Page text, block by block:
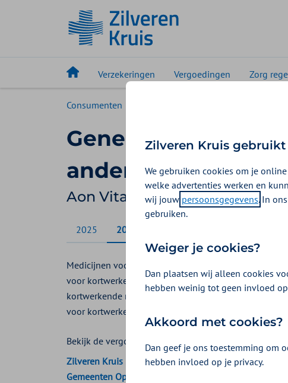
Verzekeringen Vergoedingen Zorg
Consumenten
Geneesmiddelen
andere
Aon Vitaal vergoedingen 2026
2025 2026
Medicijnen voor de behandeling van de
voor kortwerkende en langwerkende medicijnen.
kortwerkende medicijnen, maar u hoeft ze minder
voor kortwerkende of langwerkende ADHD-
Bekijk de vergoedingen van:
Zilveren Kruis
Gemeenten Optimaal
Zilveren Kruis gebruikt
We gebruiken cookies om je
welke advertenties werken en
wij jouw persoonsgegevens. In ons
gebruiken.
Weiger je cookies?
Dan plaatsen wij alleen cookies
hebben weinig tot geen invloed
Akkoord met cookies?
Dan geef je ons toestemming om
hebben invloed op je privacy.